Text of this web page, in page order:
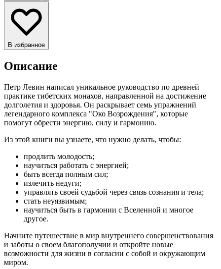
В избранное
Описание
Петр Левин написал уникальное руководство по древней
практике тибетских монахов, направленной на достижение
долголетия и здоровья. Он раскрывает семь упражнений
легендарного комплекса "Око Возрождения", которые
помогут обрести энергию, силу и гармонию.
Из этой книги вы узнаете, что нужно делать, чтобы:
продлить молодость;
научиться работать с энергией;
быть всегда полным сил;
излечить недуги;
управлять своей судьбой через связь сознания и тела;
стать неуязвимым;
научиться быть в гармонии с Вселенной и многое
другое.
Начните путешествие в мир внутреннего совершенствования
и заботы о своем благополучии и откройте новые
возможности для жизни в согласии с собой и окружающим
миром.